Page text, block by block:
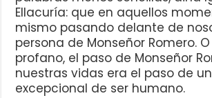
Ellacuría: que en aquellos
mismo pasando delante de
persona de Monseñor Romero.
profano, el paso de Monseñor
nuestras vidas era el paso de
excepcional de ser humano.